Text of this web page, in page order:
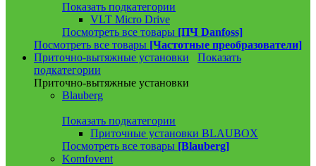
Показать подкатегории
VLT Micro Drive
Посмотреть все товары [ПЧ Danfoss]
Посмотреть все товары [Частотные преобразователи]
Приточно-вытяжные установки
Показать
подкатегории
Приточно-вытяжные установки
Blauberg
Показать подкатегории
Приточные установки BLAUBOX
Посмотреть все товары [Blauberg]
Komfovent